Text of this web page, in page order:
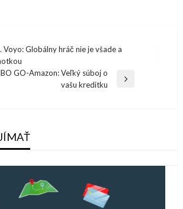
Voyo: Globálny hráč nie je všade a
GO-Amazon: Veľký súboj o
vašu kreditku